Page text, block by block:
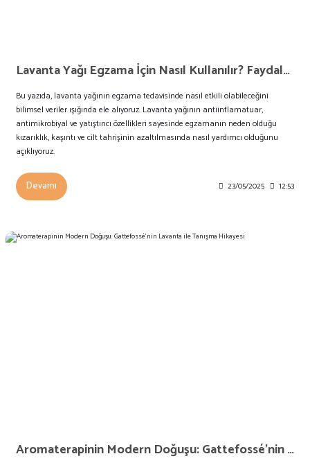
Lavanta Yağı Egzama İçin Nasıl Kullanılır? Faydaları ve Uygulama Rehberi
Bu yazıda, lavanta yağının egzama tedavisinde nasıl etkili olabileceğini
bilimsel veriler ışığında ele alıyoruz. Lavanta yağının antiinflamatuar,
antimikrobiyal ve yatıştırıcı özellikleri sayesinde egzamanın neden olduğu
kızarıklık, kaşıntı ve cilt tahrişinin azaltılmasında nasıl yardımcı olduğunu
açıklıyoruz.
Devamı 23/05/2025 12:53
Aromaterapinin Modern Doğuşu: Gattefossé’nin Lavanta ile Tanışma Hikayesi